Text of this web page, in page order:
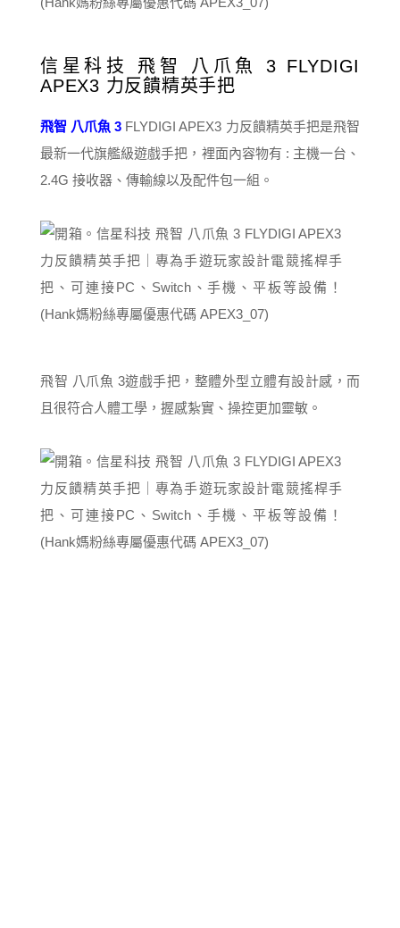
信星科技 飛智 八爪魚 3 FLYDIGI
APEX3 力反饋精英手把
飛智 八爪魚 3 FLYDIGI APEX3 力反饋精英手把是飛智
最新一代旗艦級遊戲手把，裡面內容物有 : 主機一台、
2.4G 接收器、傳輸線以及配件包一組。
飛智 八爪魚 3遊戲手把，整體外型立體有設計感，而
且很符合人體工學，握感紮實、操控更加靈敏。